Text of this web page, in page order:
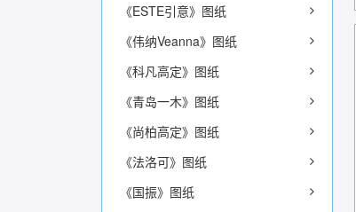
《ESTE引意》图纸
《伟纳Veanna》图纸
《科凡高定》图纸
《青岛一木》图纸
《尚柏高定》图纸
《法洛可》图纸
《国振》图纸